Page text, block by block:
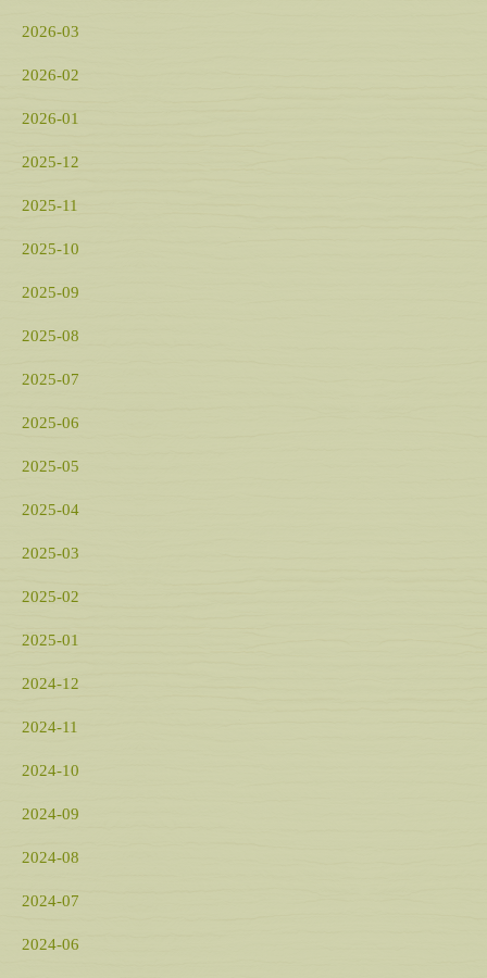
2026-03
2026-02
2026-01
2025-12
2025-11
2025-10
2025-09
2025-08
2025-07
2025-06
2025-05
2025-04
2025-03
2025-02
2025-01
2024-12
2024-11
2024-10
2024-09
2024-08
2024-07
2024-06